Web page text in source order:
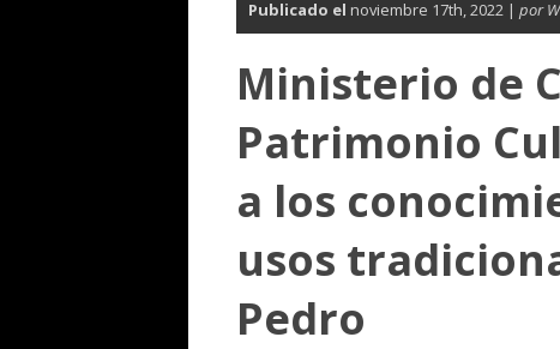
Publicado el noviembre 17th, 2022 | por
Ministerio de
Patrimonio
a los
usos
Pedro